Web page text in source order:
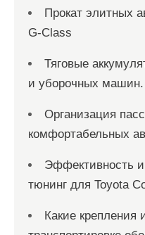
Прокат элитных
G-Class
Тяговые
и уборочных машин.
Организация
комфортабельных
Эффективность
тюнинг для Toyota
Какие крепления